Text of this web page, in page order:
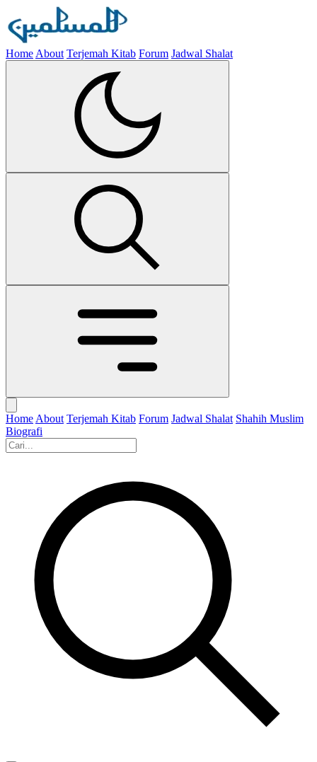
Home About Terjemah Kitab Forum Jadwal Shalat
Home About Terjemah Kitab Forum Jadwal Shalat Shahih Muslim
Biografi